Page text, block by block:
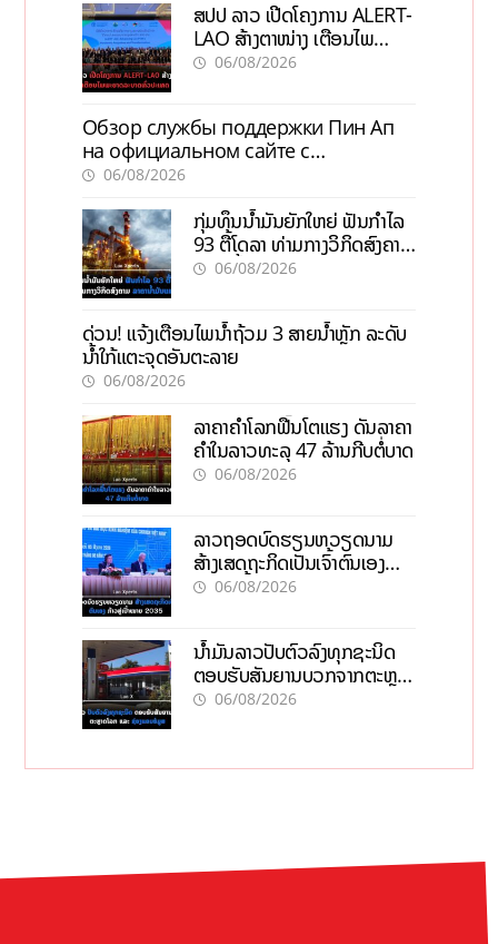
ສປປ ລາວ ເປີດໂຄງການ ALERT-
LAO ສ້າງຕາໜ່າງ ເຕືອນໄພ
ພະຍາດລະບາດທົ່ວປະເທດ
06/08/2026
Обзор службы поддержки Пин Ап
на официальном сайте с
актуальной информацией
06/08/2026
ກຸ່ມທຶນນ້ຳມັນຍັກໃຫຍ່ ຟັນກຳໄລ
93 ຕື້ໂດລາ ທ່າມກາງວິກິດສົງຄາມ
ລາຄານໍ້າມັນແພງ
06/08/2026
ດ່ວນ! ແຈ້ງເຕືອນໄພນໍ້າຖ້ວມ 3 ສາຍນໍ້າຫຼັກ ລະດັບ
ນໍ້າໃກ້ແຕະຈຸດອັນຕະລາຍ
06/08/2026
ລາຄາຄຳໂລກຟື້ນໂຕແຮງ ດັນລາຄາ
ຄຳໃນລາວທະລຸ 47 ລ້ານກີບຕໍ່ບາດ
06/08/2026
ລາວຖອດບົດຮຽນຫວຽດນາມ
ສ້າງເສດຖະກິດເປັນເຈົ້າຕົນເອງ
ກ້າວສູ່ເປົ້າໝາຍ 2035
06/08/2026
ນໍ້າມັນລາວປັບຕົວລົງທຸກຊະນິດ
ຕອບຮັບສັນຍານບວກຈາກຕະຫຼາດ
ໂລກ ແລະ ຊ່ອງແຄບຮໍມູສ
06/08/2026